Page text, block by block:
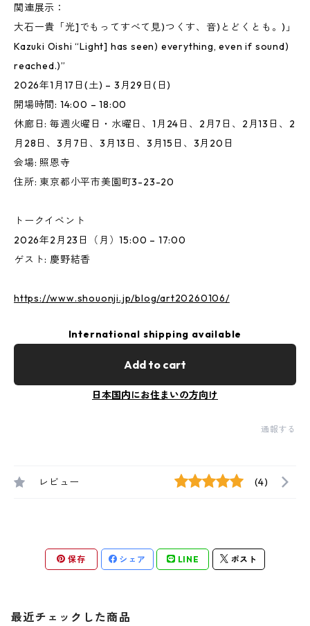
関連展示：
大石一貴「光]でもってすべて見)つくす、音)とどくとも。)」
Kazuki Oishi “Light] has seen) everything, even if sound)
reached.)”
2026年1月17日(土) – 3月29日(日)
開場時間: 14:00 – 18:00
休廊日: 毎週火曜日・水曜日、1月24日、2月7日、2月13日、2
月28日、3月7日、3月13日、3月15日、3月20日
会場: 照恩寺
住所: 東京都小平市美園町3-23-20
トークイベント
2026年2月23日（月）15:00 – 17:00
ゲスト: 慶野結香
https://www.shouonji.jp/blog/art20260106/
International shipping available
Add to cart
日本国内にお住まいの方向け
通報する
レビュー (4)
保存 シェア LINE ポスト
最近チェックした商品